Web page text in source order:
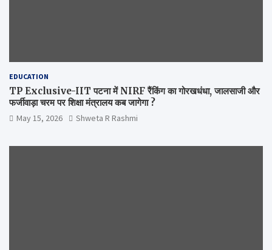
EDUCATION
TP Exclusive-IIT पटना में NIRF रैंकिंग का गोरखधंधा, जालसाजी और
फर्जीवाड़ा चरम पर शिक्षा मंत्रालय कब जागेगा ?
May 15, 2026 Shweta R Rashmi